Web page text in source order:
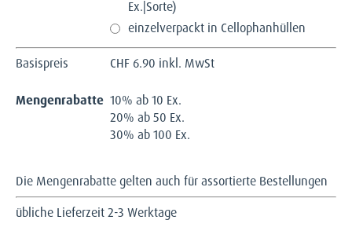
Ex.|Sorte)
einzelverpackt in Cellophanhüllen
Basispreis CHF 6.90 inkl. MwSt
Mengenrabatte 10% ab 10 Ex.
20% ab 50 Ex.
30% ab 100 Ex.
Die Mengenrabatte gelten auch für assortierte Bestellungen
übliche Lieferzeit 2-3 Werktage